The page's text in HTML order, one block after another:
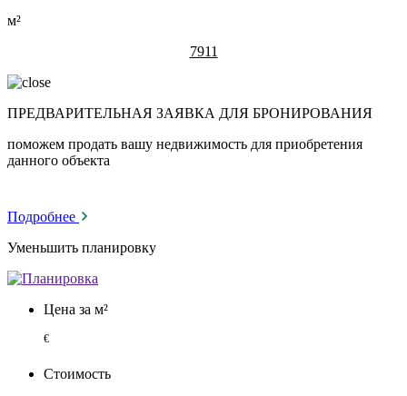
м²
7911
ПРЕДВАРИТЕЛЬНАЯ ЗАЯВКА ДЛЯ БРОНИРОВАНИЯ
поможем продать вашу недвижимость для приобретения
данного объекта
Подробнее
Уменьшить планировку
Цена за м²
€
Стоимость